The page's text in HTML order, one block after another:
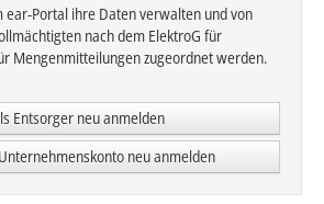
ear-Portal ihre Daten verwalten und von
nach dem ElektroG für
Mengenmitteilungen zugeordnet werden.
Entsorger neu anmelden
neu anmelden